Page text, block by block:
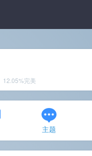
12.05%完美
主题